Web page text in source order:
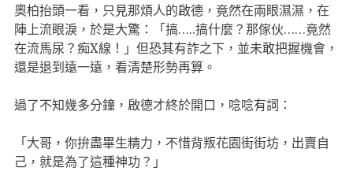
奧柏抬頭一看，只見那煩人的啟德，竟然在兩眼濕濕，在
陣上流眼淚，於是大驚：「搞…..搞什麼？那傢伙……竟然
在流馬尿？痴X線！」但恐其有詐之下，並未敢把握機會，
還是退到遠一遠，看清楚形勢再算。
過了不知幾多分鐘，啟德才終於開口，唸唸有詞：
「大哥，你拚盡畢生精力，不惜背叛花園街街坊，出賣自
己，就是為了這種神功？」